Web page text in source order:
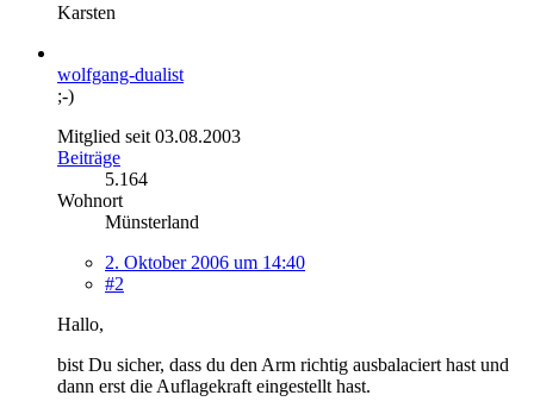
Karsten
wolfgang-dualist
;-)
Mitglied seit 03.08.2003
Beiträge
5.164
Wohnort
Münsterland
2. Oktober 2006 um 14:40
#2
Hallo,
bist Du sicher, dass du den Arm richtig ausbalaciert hast und
dann erst die Auflagekraft eingestellt hast.